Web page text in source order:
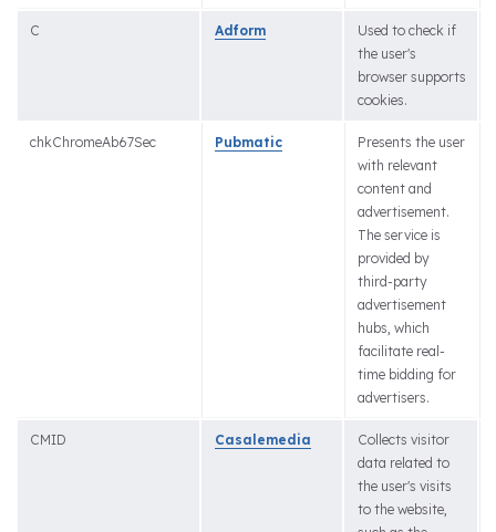
C Adform
Used to check if
the user's
browser supports
cookies.
chkChromeAb67Sec Pubmatic
Presents the user
with relevant
content and
advertisement.
The service is
provided by
third-party
advertisement
hubs, which
facilitate real-
time bidding for
advertisers.
CMID Casalemedia
Collects visitor
data related to
the user's visits
to the website,